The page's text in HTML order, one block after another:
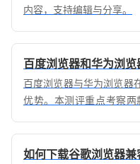
内容，支持编辑与分享。
百度浏览器和华为浏
百度浏览器与华为浏览器
优势。本测评重点考察两
力对比报告，协助您提升
如何下载谷歌浏览器